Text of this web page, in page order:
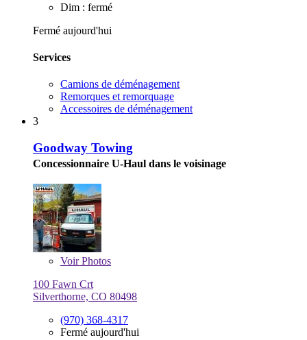
Dim : fermé
Fermé aujourd'hui
Services
Camions de déménagement
Remorques et remorquage
Accessoires de déménagement
3
Goodway Towing
Concessionnaire U-Haul dans le voisinage
VoirPhotos
100 Fawn Crt
Silverthorne, CO 80498
(970) 368-4317
Fermé aujourd'hui